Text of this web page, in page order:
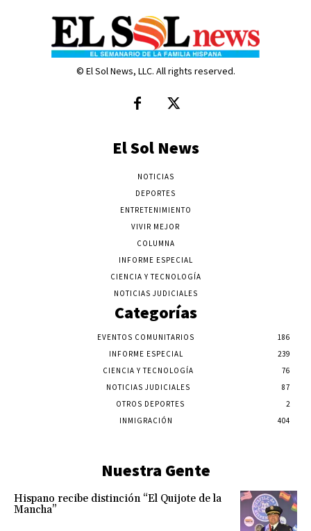
© El Sol News, LLC. All rights reserved.
El Sol News
NOTICIAS
DEPORTES
ENTRETENIMIENTO
VIVIR MEJOR
COLUMNA
INFORME ESPECIAL
CIENCIA Y TECNOLOGÍA
NOTICIAS JUDICIALES
Categorías
EVENTOS COMUNITARIOS
186
INFORME ESPECIAL
239
CIENCIA Y TECNOLOGÍA
76
NOTICIAS JUDICIALES
87
OTROS DEPORTES
2
INMIGRACIÓN
404
Nuestra Gente
Hispano recibe distinción “El Quijote de la
Mancha”